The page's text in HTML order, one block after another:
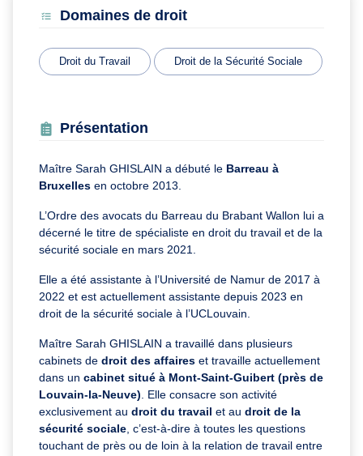
Domaines de droit
Droit du Travail Droit de la Sécurité Sociale
Présentation
Maître Sarah GHISLAIN a débuté le Barreau à
Bruxelles en octobre 2013.
L’Ordre des avocats du Barreau du Brabant Wallon lui a
décerné le titre de spécialiste en droit du travail et de la
sécurité sociale en mars 2021.
Elle a été assistante à l’Université de Namur de 2017 à
2022 et est actuellement assistante depuis 2023 en
droit de la sécurité sociale à l’UCLouvain.
Maître Sarah GHISLAIN a travaillé dans plusieurs
cabinets de droit des affaires et travaille actuellement
dans un cabinet situé à Mont-Saint-Guibert (près de
Louvain-la-Neuve). Elle consacre son activité
exclusivement au droit du travail et au droit de la
sécurité sociale, c’est-à-dire à toutes les questions
touchant de près ou de loin à la relation de travail entre